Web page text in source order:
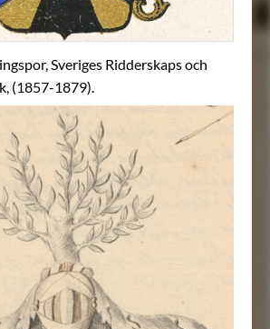
Sveriges Ridderskaps och
(1857-1879).